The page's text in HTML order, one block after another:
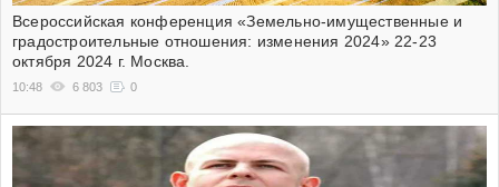
Всероссийская конференция «Земельно-имущественные и
градостроительные отношения: изменения 2024» 22-23
октября 2024 г. Москва.
10:48 6 803 0